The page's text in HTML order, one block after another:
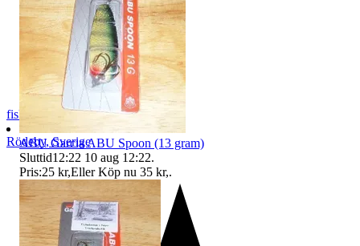
fiskemats
Rödeby,Sverige
ABU Garcia ABU Spoon (13 gram)
Sluttid12:22 10 aug 12:22.
Pris:25 kr,Eller Köp nu 35 kr,.